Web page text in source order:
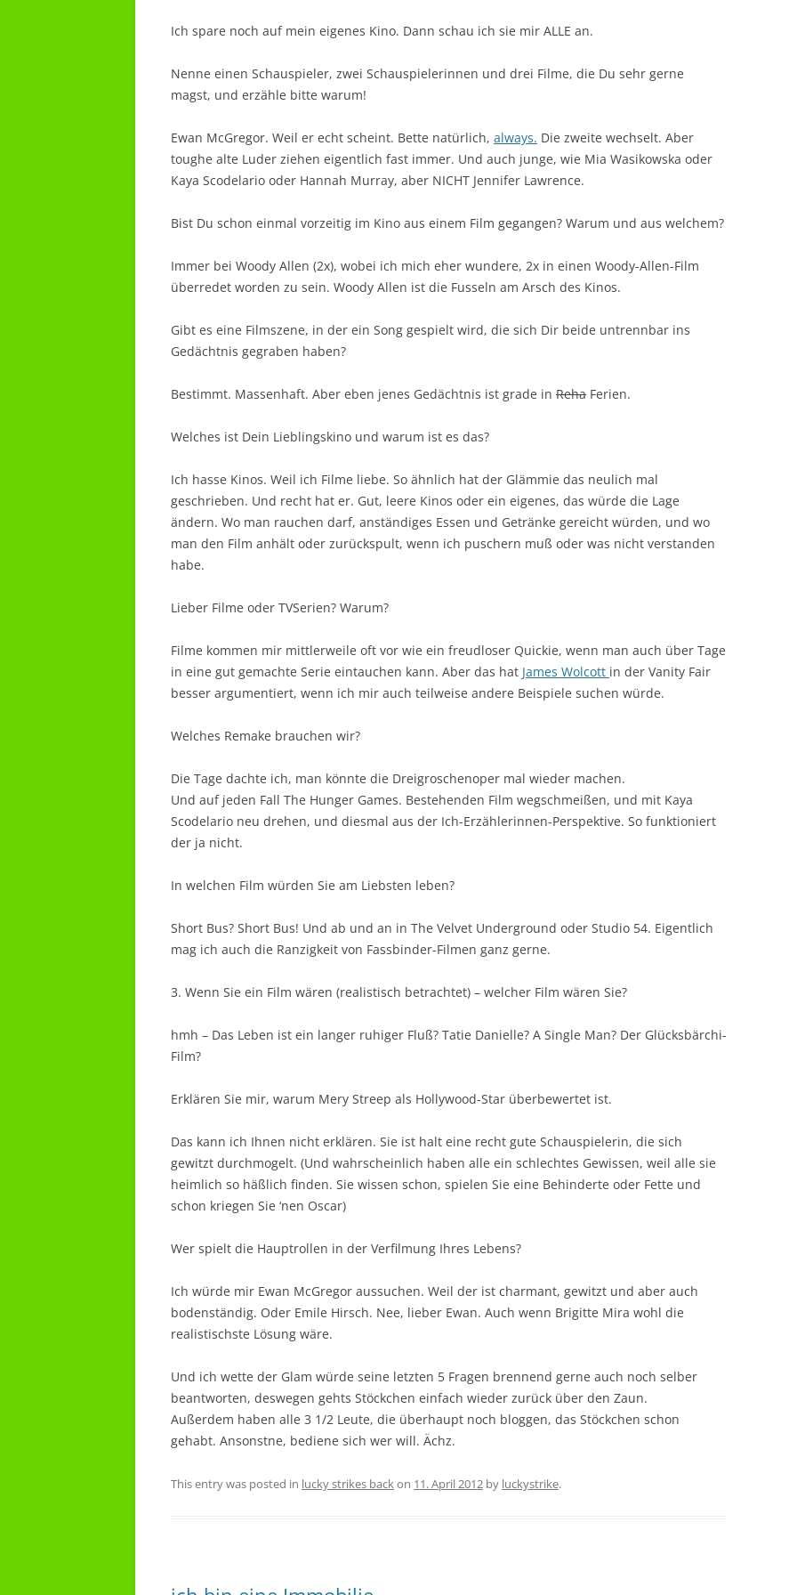
Ich spare noch auf mein eigenes Kino. Dann schau ich sie mir ALLE an.
Nenne einen Schauspieler, zwei Schauspielerinnen und drei Filme, die Du sehr gerne
magst, und erzähle bitte warum!
Ewan McGregor. Weil er echt scheint. Bette natürlich, always. Die zweite wechselt. Aber
toughe alte Luder ziehen eigentlich fast immer. Und auch junge, wie Mia Wasikowska oder
Kaya Scodelario oder Hannah Murray, aber NICHT Jennifer Lawrence.
Bist Du schon einmal vorzeitig im Kino aus einem Film gegangen? Warum und aus welchem?
Immer bei Woody Allen (2x), wobei ich mich eher wundere, 2x in einen Woody-Allen-Film
überredet worden zu sein. Woody Allen ist die Fusseln am Arsch des Kinos.
Gibt es eine Filmszene, in der ein Song gespielt wird, die sich Dir beide untrennbar ins
Gedächtnis gegraben haben?
Bestimmt. Massenhaft. Aber eben jenes Gedächtnis ist grade in Reha Ferien.
Welches ist Dein Lieblingskino und warum ist es das?
Ich hasse Kinos. Weil ich Filme liebe. So ähnlich hat der Glämmie das neulich mal
geschrieben. Und recht hat er. Gut, leere Kinos oder ein eigenes, das würde die Lage
ändern. Wo man rauchen darf, anständiges Essen und Getränke gereicht würden, und wo
man den Film anhält oder zurückspult, wenn ich puschern muß oder was nicht verstanden
habe.
Lieber Filme oder TVSerien? Warum?
Filme kommen mir mittlerweile oft vor wie ein freudloser Quickie, wenn man auch über Tage
in eine gut gemachte Serie eintauchen kann. Aber das hat James Wolcott in der Vanity Fair
besser argumentiert, wenn ich mir auch teilweise andere Beispiele suchen würde.
Welches Remake brauchen wir?
Die Tage dachte ich, man könnte die Dreigroschenoper mal wieder machen.
Und auf jeden Fall The Hunger Games. Bestehenden Film wegschmeißen, und mit Kaya
Scodelario neu drehen, und diesmal aus der Ich-Erzählerinnen-Perspektive. So funktioniert
der ja nicht.
In welchen Film würden Sie am Liebsten leben?
Short Bus? Short Bus! Und ab und an in The Velvet Underground oder Studio 54. Eigentlich
mag ich auch die Ranzigkeit von Fassbinder-Filmen ganz gerne.
3. Wenn Sie ein Film wären (realistisch betrachtet) – welcher Film wären Sie?
hmh – Das Leben ist ein langer ruhiger Fluß? Tatie Danielle? A Single Man? Der Glücksbärchi-
Film?
Erklären Sie mir, warum Mery Streep als Hollywood-Star überbewertet ist.
Das kann ich Ihnen nicht erklären. Sie ist halt eine recht gute Schauspielerin, die sich
gewitzt durchmogelt. (Und wahrscheinlich haben alle ein schlechtes Gewissen, weil alle sie
heimlich so häßlich finden. Sie wissen schon, spielen Sie eine Behinderte oder Fette und
schon kriegen Sie ‘nen Oscar)
Wer spielt die Hauptrollen in der Verfilmung Ihres Lebens?
Ich würde mir Ewan McGregor aussuchen. Weil der ist charmant, gewitzt und aber auch
bodenständig. Oder Emile Hirsch. Nee, lieber Ewan. Auch wenn Brigitte Mira wohl die
realistischste Lösung wäre.
Und ich wette der Glam würde seine letzten 5 Fragen brennend gerne auch noch selber
beantworten, deswegen gehts Stöckchen einfach wieder zurück über den Zaun.
Außerdem haben alle 3 1/2 Leute, die überhaupt noch bloggen, das Stöckchen schon
gehabt. Ansonstne, bediene sich wer will. Ächz.
This entry was posted in lucky strikes backon 11. April 2012 by luckystrike.